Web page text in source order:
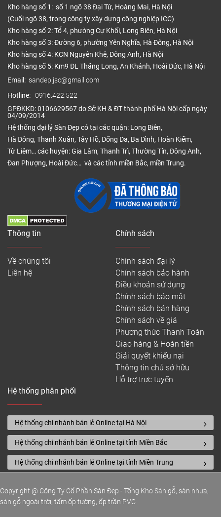
Kho hàng số 1: số 1 ngõ 38 Đại Từ, Hoàng Mai, Hà Nội
(Cuối ngõ 38, trong công ty xây dựng công nghiệp ICC)
Kho hàng số 2: Tổ 4, phường Cự Khối, Long Biên, Hà Nội
Kho hàng số 3: Đường 6, phường Yên Nghĩa, Hà Đông, Hà Nội
Kho hàng số 4: KCN Nguyên Khê, Đông Anh, Hà Nội
Kho hàng số 5: Km9 ĐL Thăng Long, An Khánh, Hoài Đức, Hà Nội
Email: sandep.jsc@gmail.com
Hotline: 0916.422.522
GPĐKKD: 0106629567 do Sở KH & ĐT thành phố Hà Nội cấp ngày
04/09/2014
Hệ thống đại lý Sàn Đẹp có tại các quận: Long Biên,
Hà Đông, Thanh Xuân, Tây Hồ, Đống Đa, Ba Đình, Hoàn Kiếm,
Từ Liêm… các huyện: Gia Lâm, Thanh Trì, Thường Tín, Đông Anh,
Đan Phượng, Hoài Đức… và các tỉnh miền Bắc, miền Trung.
Thông tin
Về chúng tôi
Liên hệ
Chính sách
Chính sách đại lý
Chính sách bảo hành
Điều khoản sử dụng
Chính sách bảo mật
Chính sách bán hàng
Chính sách về giá
Phương thức Thanh Toán
Giao hàng & Hoàn tiền
Giải quyết khiếu nại
Thông tin chủ sở hữu
Hỗ trợ trực tuyến
Hệ thống phân phối
Hệ thống chi nhánh bán lẻ Online tại Hà Nội
Hệ thống chi nhánh bán lẻ Online tại tỉnh Miền Bắc
Hệ thống chi nhánh bán lẻ Online tại tỉnh Miền Trung
Copyright @ Công Ty Cổ Phần Sàn Đẹp - Tổng Kho Sàn gỗ, sàn nhựa,
sàn gỗ ngoài trời, tấm ốp tường, ốp trần PVC